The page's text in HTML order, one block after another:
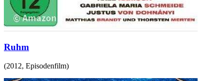
Ruhm
(2012, Episodenfilm)